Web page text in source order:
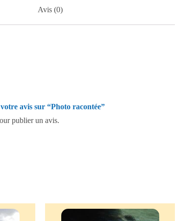
Avis (0)
avis sur “Photo racontée”
publier un avis.